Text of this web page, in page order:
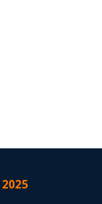
2025